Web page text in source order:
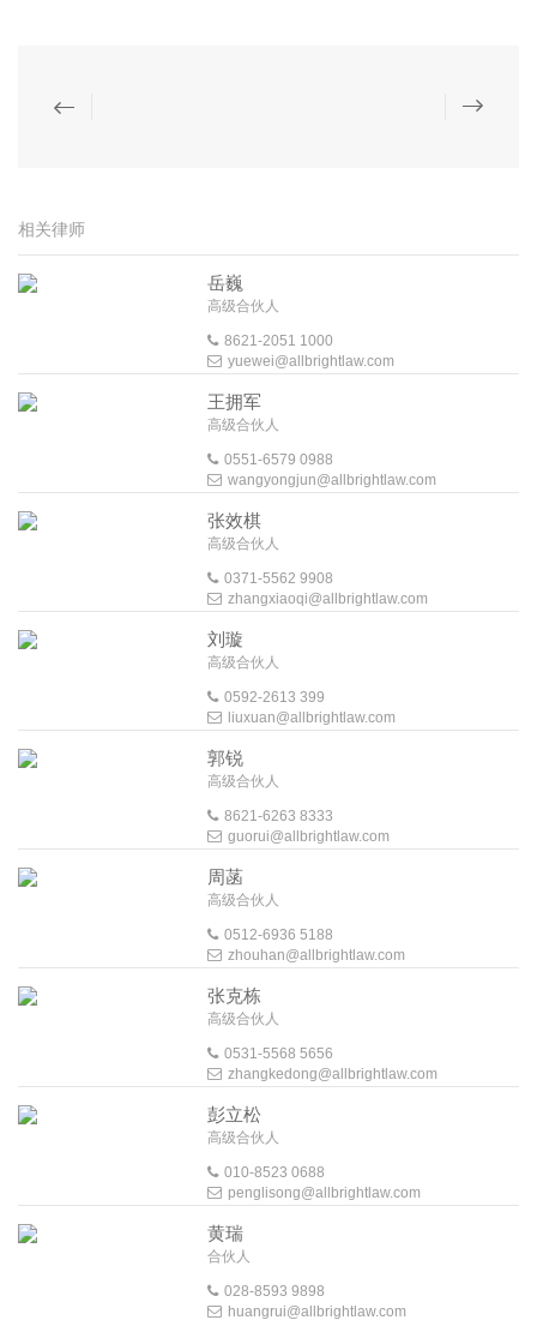
相关律师
岳巍
高级合伙人
8621-2051 1000
yuewei@allbrightlaw.com
王拥军
高级合伙人
0551-6579 0988
wangyongjun@allbrightlaw.com
张效棋
高级合伙人
0371-5562 9908
zhangxiaoqi@allbrightlaw.com
刘璇
高级合伙人
0592-2613 399
liuxuan@allbrightlaw.com
郭锐
高级合伙人
8621-6263 8333
guorui@allbrightlaw.com
周菡
高级合伙人
0512-6936 5188
zhouhan@allbrightlaw.com
张克栋
高级合伙人
0531-5568 5656
zhangkedong@allbrightlaw.com
彭立松
高级合伙人
010-8523 0688
penglisong@allbrightlaw.com
黄瑞
合伙人
028-8593 9898
huangrui@allbrightlaw.com